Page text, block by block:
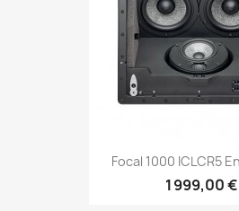
Focal 1000 ICLCR5
1 999,00 €